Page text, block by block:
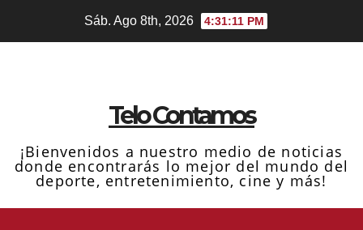
Sáb. Ago 8th, 2026 4:31:12 PM
Telo Contamos
¡Bienvenidos a nuestro medio de noticias
donde encontrarás lo mejor del mundo del
deporte, entretenimiento, cine y más!